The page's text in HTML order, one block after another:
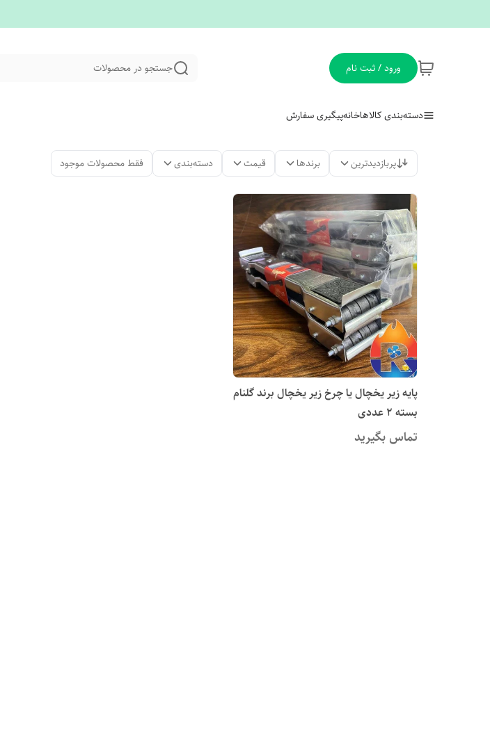
ورود / ثبت نام جستجو در محصولات
دسته‌بندی کالاهاخانهپیگیری سفارش
پربازدیدترین برندها قیمت دسته‌بندی فقط محصولات موجود
پایه زیر یخچال یا چرخ زیر یخچال برند گلنام
بسته 2 عددی
تماس بگیرید